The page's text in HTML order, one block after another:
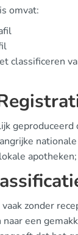
omvat:
classificeren
geproduceerd
zonder
naar een